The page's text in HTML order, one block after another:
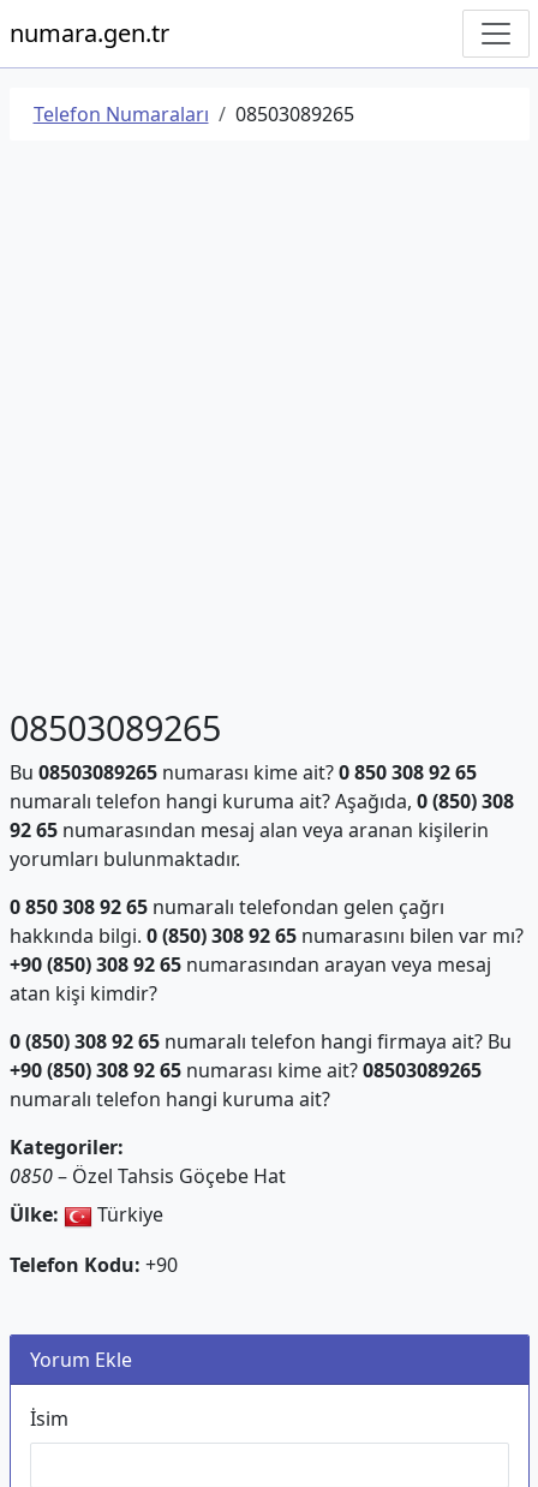
numara.gen.tr
Telefon Numaraları 08503089265
08503089265
Bu 08503089265numarası kime ait?0 850 308 92 65
numaralı telefon hangi kuruma ait? Aşağıda, 0 (850) 308
92 65numarasından mesaj alan veya aranan kişilerin
yorumları bulunmaktadır.
0 850 308 92 65numaralı telefondan gelen çağrı
hakkında bilgi. 0 (850) 308 92 65numarasını bilen var mı?
+90 (850) 308 92 65numarasından arayan veya mesaj
atan kişi kimdir?
0 (850) 308 92 65numaralı telefon hangi firmaya ait? Bu
+90 (850) 308 92 65numarası kime ait?08503089265
numaralı telefon hangi kuruma ait?
Kategoriler:
0850– Özel Tahsis Göçebe Hat
Ülke:
Türkiye
Telefon Kodu: +90
Yorum Ekle
İsim